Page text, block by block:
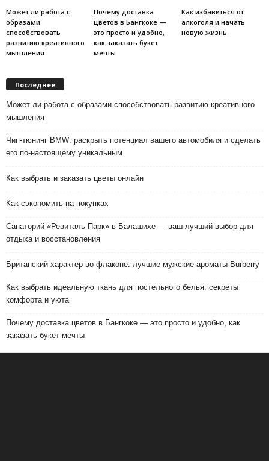
Может ли работа с
образами
способствовать
развитию креативного
мышления
Почему доставка
цветов в Бангкоке —
это просто и удобно,
как заказать букет
мечты
Как избавиться от
алкоголя и начать
новую жизнь
Последнее
Может ли работа с образами способствовать развитию креативного
мышления
Чип-тюнинг BMW: раскрыть потенциал вашего автомобиля и сделать
его по-настоящему уникальным
Как выбрать и заказать цветы онлайн
Как сэкономить на покупках
Санаторий «Ревиталь Парк» в Балашихе — ваш лучший выбор для
отдыха и восстановления
Британский характер во флаконе: лучшие мужские ароматы Burberry
Как выбрать идеальную ткань для постельного белья: секреты
комфорта и уюта
Почему доставка цветов в Бангкоке — это просто и удобно, как
заказать букет мечты